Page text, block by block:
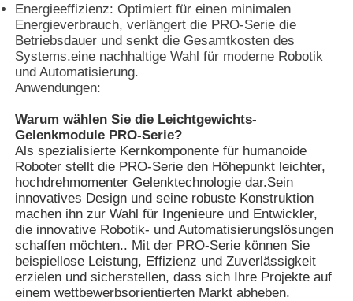
Produkte
Über uns
Fabrik Tour
Qualitätskontrolle
Kontakt
Referenzen
Energieeffizienz: Optimiert für einen minimalen
Energieverbrauch, verlängert die PRO-Serie die
Betriebsdauer und senkt die Gesamtkosten des
Systems.eine nachhaltige Wahl für moderne Robotik
und Automatisierung.
Anwendungen:
Warum wählen Sie die Leichtgewichts-
Gelenkmodule PRO-Serie?
Als spezialisierte Kernkomponente für humanoide
Roboter stellt die PRO-Serie den Höhepunkt leichter,
hochdrehmomenter Gelenktechnologie dar.Sein
innovatives Design und seine robuste Konstruktion
machen ihn zur Wahl für Ingenieure und Entwickler,
die innovative Robotik- und Automatisierungslösungen
schaffen möchten.. Mit der PRO-Serie können Sie
beispiellose Leistung, Effizienz und Zuverlässigkeit
erzielen und sicherstellen, dass sich Ihre Projekte auf
einem wettbewerbsorientierten Markt abheben.